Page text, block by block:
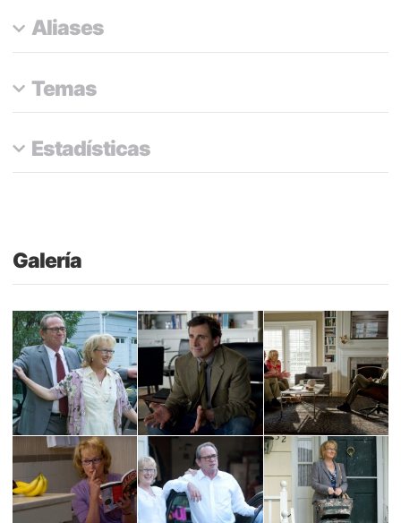
Aliases
Temas
Estadísticas
Galería